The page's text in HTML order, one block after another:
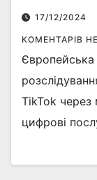
17/12/2024
КОМЕНТАРІВ
Європейська
TikTok
цифрові